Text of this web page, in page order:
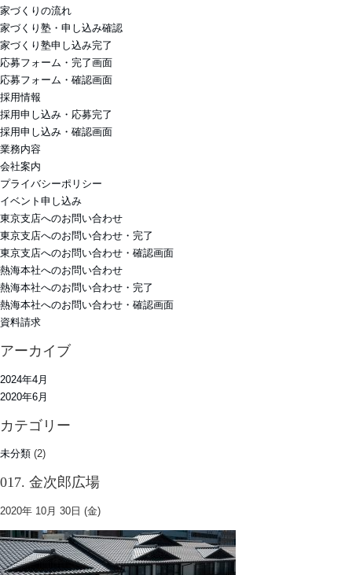
家づくりの流れ
家づくり塾・申し込み確認
家づくり塾申し込み完了
応募フォーム・完了画面
応募フォーム・確認画面
採用情報
採用申し込み・応募完了
採用申し込み・確認画面
業務内容
会社案内
プライバシーポリシー
イベント申し込み
東京支店へのお問い合わせ
東京支店へのお問い合わせ・完了
東京支店へのお問い合わせ・確認画面
熱海本社へのお問い合わせ
熱海本社へのお問い合わせ・完了
熱海本社へのお問い合わせ・確認画面
資料請求
アーカイブ
2024年4月
2020年6月
カテゴリー
未分類 (2)
017. 金次郎広場
2020年 10月 30日 (金)